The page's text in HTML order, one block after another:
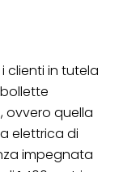
clienti in tutela
ovvero quella
elettrica di
impegnata